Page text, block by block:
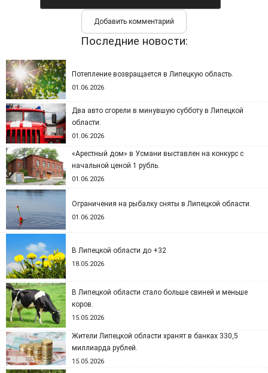
Последние новости:
Потепление возвращается в Липецкую область.
01.06.2026
Два авто сгорели в минувшую субботу в Липецкой
области.
01.06.2026
«Арестный дом» в Усмани выставлен на конкурс с
начальной ценой 1 рубль.
01.06.2026
Ограничения на рыбалку сняты в Липецкой области.
01.06.2026
В Липецкой области до +32
18.05.2026
В Липецкой области стало больше свиней и меньше
коров.
15.05.2026
Жители Липецкой области хранят в банках 330,5
миллиарда рублей.
15.05.2026